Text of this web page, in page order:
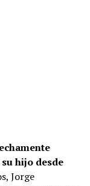
hijo desde
Jorge